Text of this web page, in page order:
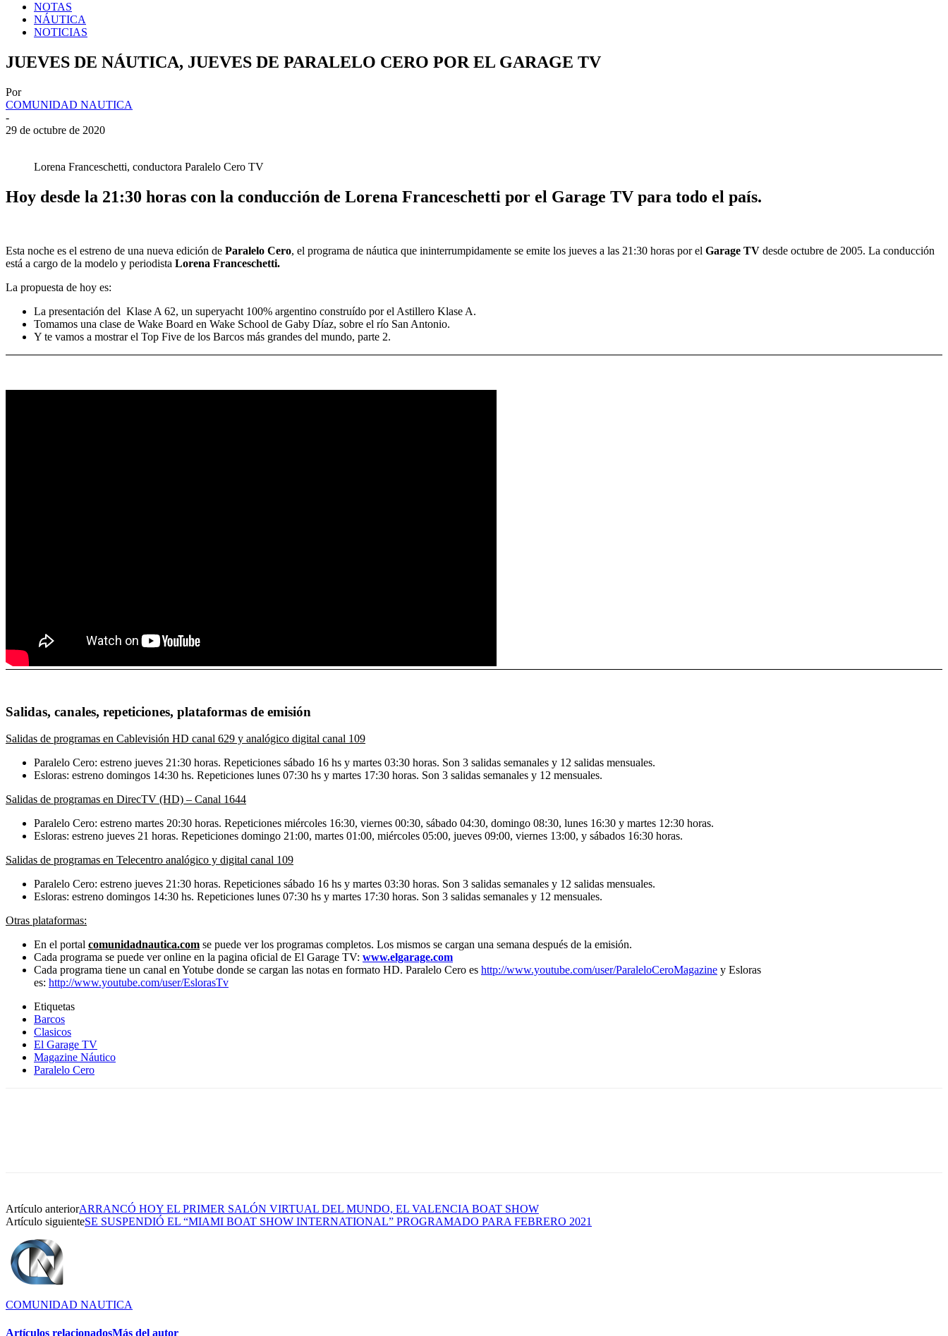
NOTAS
NÁUTICA
NOTICIAS
JUEVES DE NÁUTICA, JUEVES DE PARALELO CERO POR EL GARAGE TV
Por
COMUNIDAD NAUTICA
-
29 de octubre de 2020
Lorena Franceschetti, conductora Paralelo Cero TV
Hoy desde la 21:30 horas con la conducción de Lorena Franceschetti por el Garage TV para todo el país.
Esta noche es el estreno de una nueva edición de Paralelo Cero, el programa de náutica que ininterrumpidamente se emite los jueves a las 21:30 horas por el Garage TV desde octubre de 2005. La conducción
está a cargo de la modelo y periodista Lorena Franceschetti.
La propuesta de hoy es:
La presentación del Klase A 62, un superyacht 100% argentino construído por el Astillero Klase A.
Tomamos una clase de Wake Board en Wake School de Gaby Díaz, sobre el río San Antonio.
Y te vamos a mostrar el Top Five de los Barcos más grandes del mundo, parte 2.
Salidas, canales, repeticiones, plataformas de emisión
Salidas de programas en Cablevisión HD canal 629 y analógico digital canal 109
Paralelo Cero: estreno jueves 21:30 horas. Repeticiones sábado 16 hs y martes 03:30 horas. Son 3 salidas semanales y 12 salidas mensuales.
Esloras: estreno domingos 14:30 hs. Repeticiones lunes 07:30 hs y martes 17:30 horas. Son 3 salidas semanales y 12 mensuales.
Salidas de programas en DirecTV (HD) – Canal 1644
Paralelo Cero: estreno martes 20:30 horas. Repeticiones miércoles 16:30, viernes 00:30, sábado 04:30, domingo 08:30, lunes 16:30 y martes 12:30 horas.
Esloras: estreno jueves 21 horas. Repeticiones domingo 21:00, martes 01:00, miércoles 05:00, jueves 09:00, viernes 13:00, y sábados 16:30 horas.
Salidas de programas en Telecentro analógico y digital canal 109
Paralelo Cero: estreno jueves 21:30 horas. Repeticiones sábado 16 hs y martes 03:30 horas. Son 3 salidas semanales y 12 salidas mensuales.
Esloras: estreno domingos 14:30 hs. Repeticiones lunes 07:30 hs y martes 17:30 horas. Son 3 salidas semanales y 12 mensuales.
Otras plataformas:
En el portal comunidadnautica.com se puede ver los programas completos. Los mismos se cargan una semana después de la emisión.
Cada programa se puede ver online en la pagina oficial de El Garage TV: www.elgarage.com
Cada programa tiene un canal en Yotube donde se cargan las notas en formato HD. Paralelo Cero es http://www.youtube.com/user/ParaleloCeroMagazine y Esloras
es: http://www.youtube.com/user/EslorasTv
Etiquetas
Barcos
Clasicos
El Garage TV
Magazine Náutico
Paralelo Cero
Artículo anteriorARRANCÓ HOY EL PRIMER SALÓN VIRTUAL DEL MUNDO, EL VALENCIA BOAT SHOW
Artículo siguienteSE SUSPENDIÓ EL “MIAMI BOAT SHOW INTERNATIONAL” PROGRAMADO PARA FEBRERO 2021
COMUNIDAD NAUTICA
Artículos relacionadosMás del autor